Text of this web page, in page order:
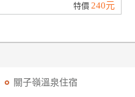
特價 240元
關子嶺溫泉住宿